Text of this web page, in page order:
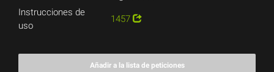
Instrucciones de
uso
1457
Añadir a la lista de peticiones